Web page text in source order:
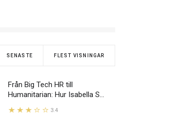
SENASTE FLEST VISNINGAR
Från Big Tech HR till
Humanitarian: Hur Isabella S...
3.4